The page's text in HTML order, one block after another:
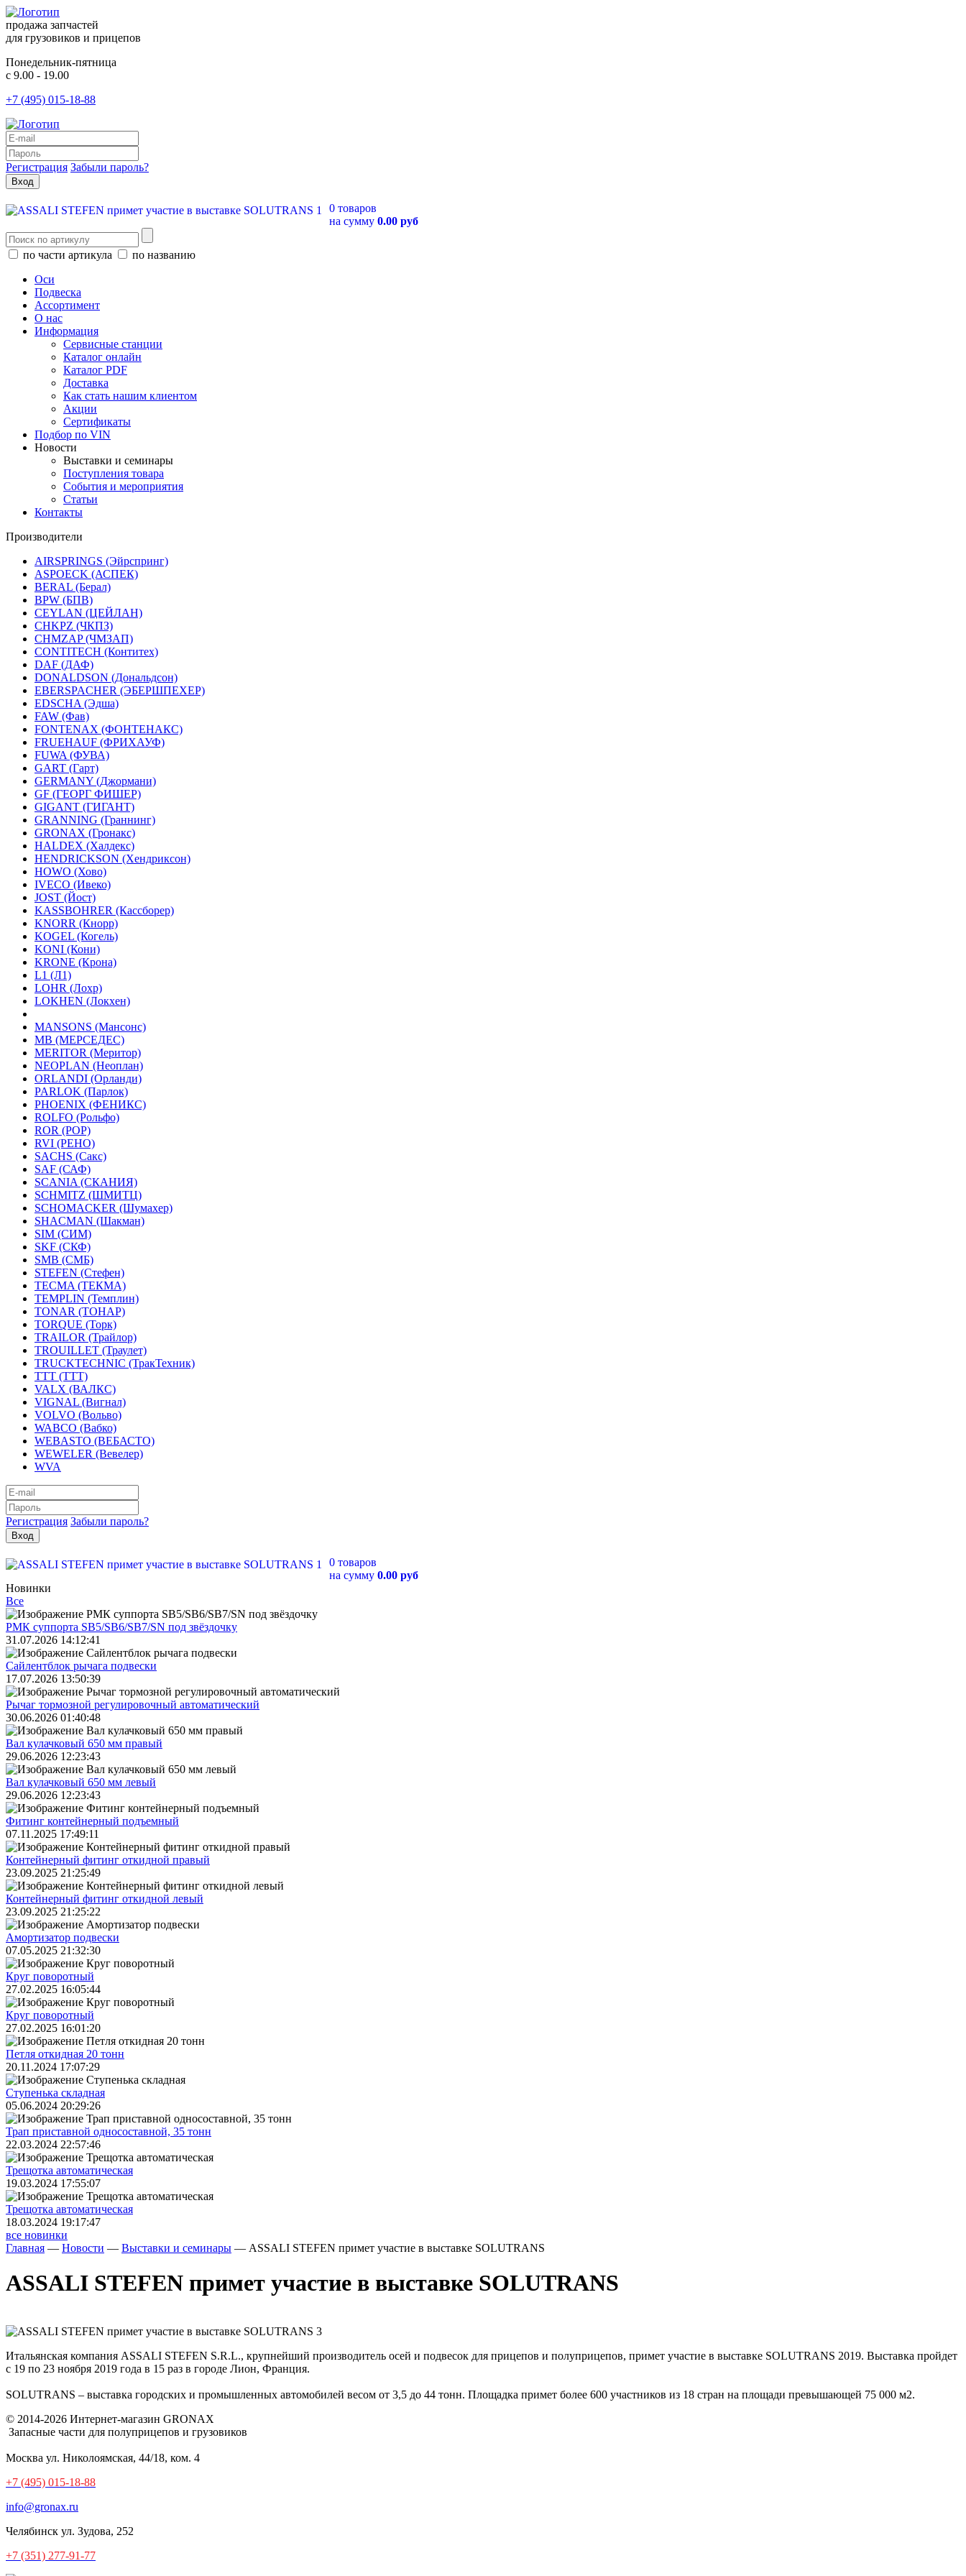
продажа запчастей
для грузовиков и прицепов
Понедельник-пятница
с 9.00 - 19.00
+7 (495) 015-18-88
Регистрация Забыли пароль?
0 товаров
на сумму 0.00 руб
по части артикула
по названию
Оси
Подвеска
Ассортимент
О нас
Информация
Сервисные станции
Каталог онлайн
Каталог PDF
Доставка
Как стать нашим клиентом
Акции
Сертификаты
Подбор по VIN
Новости
Выставки и семинары
Поступления товара
События и мероприятия
Статьи
Контакты
Производители
AIRSPRINGS (Эйрспринг)
ASPOECK (АСПЕК)
BERAL (Берал)
BPW (БПВ)
CEYLAN (ЦЕЙЛАН)
CHKPZ (ЧКПЗ)
CHMZAP (ЧМЗАП)
CONTITECH (Контитех)
DAF (ДАФ)
DONALDSON (Дональдсон)
EBERSPACHER (ЭБЕРШПЕХЕР)
EDSCHA (Эдша)
FAW (Фав)
FONTENAX (ФОНТЕНАКС)
FRUEHAUF (ФРИХАУФ)
FUWA (ФУВА)
GART (Гарт)
GERMANY (Джормани)
GF (ГЕОРГ ФИШЕР)
GIGANT (ГИГАНТ)
GRANNING (Граннинг)
GRONAX (Гронакс)
HALDEX (Халдекс)
HENDRICKSON (Хендриксон)
HOWO (Хово)
IVECO (Ивеко)
JOST (Йост)
KASSBOHRER (Касcборер)
KNORR (Кнорр)
KOGEL (Когель)
KONI (Кони)
KRONE (Крона)
L1 (Л1)
LOHR (Лохр)
LOKHEN (Локхен)
MANSONS (Мансонс)
MB (МЕРСЕДЕС)
MERITOR (Меритор)
NEOPLAN (Неоплан)
ORLANDI (Орланди)
PARLOK (Парлок)
PHOENIX (ФЕНИКС)
ROLFO (Рольфо)
ROR (РОР)
RVI (РЕНО)
SACHS (Сакс)
SAF (САФ)
SCANIA (СКАНИЯ)
SCHMITZ (ШМИТЦ)
SCHOMACKER (Шумахер)
SHACMAN (Шакман)
SIM (СИМ)
SKF (СКФ)
SMB (СМБ)
STEFEN (Стефен)
TECMA (ТЕКМА)
TEMPLIN (Темплин)
TONAR (ТОНАР)
TORQUE (Торк)
TRAILOR (Трайлор)
TROUILLET (Траулет)
TRUCKTECHNIC (ТракТехник)
TTT (ТТТ)
VALX (ВАЛКС)
VIGNAL (Вигнал)
VOLVO (Вольво)
WABCO (Вабко)
WEBASTO (ВЕБАСТО)
WEWELER (Вевелер)
WVA
Регистрация Забыли пароль?
0 товаров
на сумму 0.00 руб
Новинки
Все
РМК суппорта SB5/SB6/SB7/SN под звёздочку
31.07.2026 14:12:41
Сайлентблок рычага подвески
17.07.2026 13:50:39
Рычаг тормозной регулировочный автоматический
30.06.2026 01:40:48
Вал кулачковый 650 мм правый
29.06.2026 12:23:43
Вал кулачковый 650 мм левый
29.06.2026 12:23:43
Фитинг контейнерный подъемный
07.11.2025 17:49:11
Контейнерный фитинг откидной правый
23.09.2025 21:25:49
Контейнерный фитинг откидной левый
23.09.2025 21:25:22
Амортизатор подвески
07.05.2025 21:32:30
Круг поворотный
27.02.2025 16:05:44
Круг поворотный
27.02.2025 16:01:20
Петля откидная 20 тонн
20.11.2024 17:07:29
Ступенька складная
05.06.2024 20:29:26
Трап приставной односоставной, 35 тонн
22.03.2024 22:57:46
Трещoтка автоматическая
19.03.2024 17:55:07
Трещoтка автоматическая
18.03.2024 19:17:47
все новинки
Главная — Новости — Выставки и семинары — ASSALI STEFEN примет участие в выставке SOLUTRANS
ASSALI STEFEN примет участие в выставке SOLUTRANS
Итальянская компания ASSALI STEFEN S.R.L., крупнейший производитель осей и подвесок для прицепов и полуприцепов, примет участие в выставке SOLUTRANS 2019. Выставка пройдет
с 19 по 23 ноября 2019 года в 15 раз в городе Лион, Франция.
SOLUTRANS – выставка городских и промышленных автомобилей весом от 3,5 до 44 тонн. Площадка примет более 600 участников из 18 стран на площади превышающей 75 000 м2.
© 2014-2026 Интернет-магазин GRONAX
Запасные части для полуприцепов и грузовиков
Москва ул. Николоямская, 44/18, ком. 4
+7 (495) 015-18-88
info@gronax.ru
Челябинск ул. Зудова, 252
+7 (351) 277-91-77